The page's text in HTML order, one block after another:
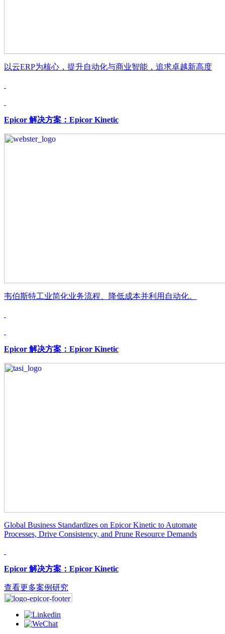
以云ERP为核心，提升自动化与商业智能，追求卓越新高度
Epicor 解决方案：Epicor Kinetic
韦伯斯特工业简化业务流程、降低成本并利用自动化。
Epicor 解决方案：Epicor Kinetic
Global Business Standardizes on Epicor Kinetic to Automate
Processes, Drive Consistency, and Prune Resource Demands
Epicor 解决方案：Epicor Kinetic
查看更多案例研究